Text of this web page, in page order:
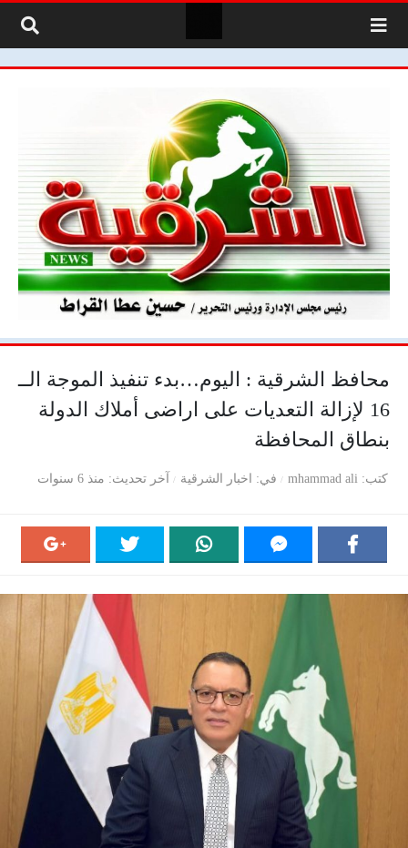
محافظ الشرقية : اليوم…بدء تنفيذ الموجة الــ
16 لإزالة التعديات على اراضى أملاك الدولة
بنطاق المحافظة
كتب mhammad ali في اخبار الشرقية آخر تحديث منذ 6 سنوات